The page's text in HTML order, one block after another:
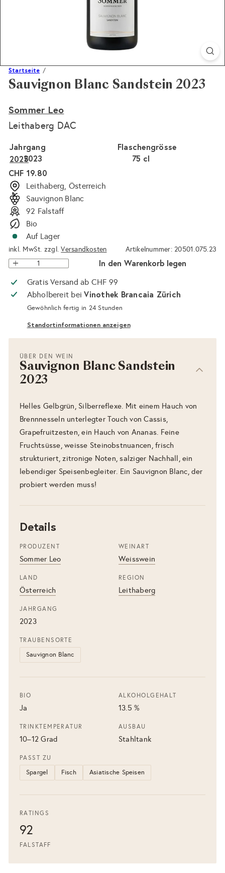
Startseite
Sauvignon Blanc Sandstein 2023
Sommer Leo
Leithaberg DAC
Flaschengrösse
75 cl
Jahrgang
2023
2025
Normaler
Preis
CHF 19.80
Leithaberg, Österreich
Sauvignon Blanc
92 Falstaff
Bio
Auf Lager
inkl. MwSt. zzgl.Versandkosten Artikelnummer: 20501.075.23
In den Warenkorb legen
Gratis Versand ab CHF 99
Abholbereit beiVinothek Brancaia Zürich
Gewöhnlich fertig in 24 Stunden
Standortinformationen anzeigen
ÜBER DEN WEIN
Sauvignon Blanc Sandstein
2023
Helles Gelbgrün, Silberreflexe. Mit einem Hauch von
Brennnesseln unterlegter Touch von Cassis,
Grapefruitzesten, ein Hauch von Ananas. Feine
Fruchtsüsse, weisse Steinobstnuancen, frisch
strukturiert, zitronige Noten, salziger Nachhall, ein
lebendiger Speisenbegleiter. Ein Sauvignon Blanc, der
probiert werden muss!
Details
PRODUZENT
Sommer Leo
WEINART
Weisswein
LAND
Österreich
REGION
Leithaberg
JAHRGANG
2023
TRAUBENSORTE
Sauvignon Blanc
BIO
Ja
ALKOHOLGEHALT
13.5 %
TRINKTEMPERATUR
10–12 Grad
AUSBAU
Stahltank
PASST ZU
Spargel Fisch Asiatische Speisen
RATINGS
92
FALSTAFF